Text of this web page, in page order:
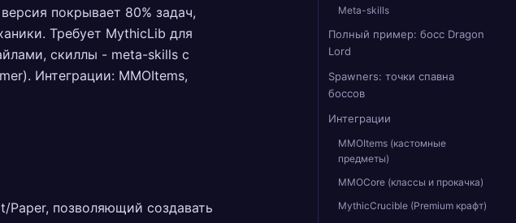
покрывает 80% задач,
Требует MythicLib для
скиллы - meta-skills с
Интеграции: MMOItems,
Paper, позволяющий создавать
Meta-skills
Полный пример: босс Dragon
Lord
Spawners: точки спавна
боссов
Интеграции
MMOItems (кастомные
предметы)
MMOCore (классы и прокачка)
MythicCrucible (Premium крафт)